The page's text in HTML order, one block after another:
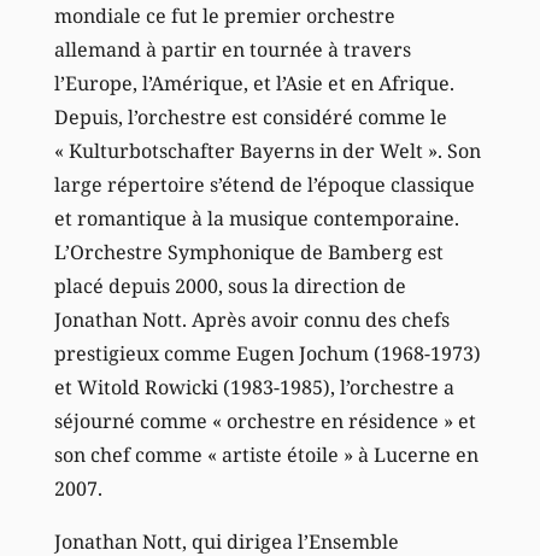
mondiale ce fut le premier orchestre
allemand à partir en tournée à travers
l’Europe, l’Amérique, et l’Asie et en Afrique.
Depuis, l’orchestre est considéré comme le
« Kulturbotschafter Bayerns in der Welt ». Son
large répertoire s’étend de l’époque classique
et romantique à la musique contemporaine.
L’Orchestre Symphonique de Bamberg est
placé depuis 2000, sous la direction de
Jonathan Nott. Après avoir connu des chefs
prestigieux comme Eugen Jochum (1968-1973)
et Witold Rowicki (1983-1985), l’orchestre a
séjourné comme « orchestre en résidence » et
son chef comme « artiste étoile » à Lucerne en
2007.
Jonathan Nott, qui dirigea l’Ensemble